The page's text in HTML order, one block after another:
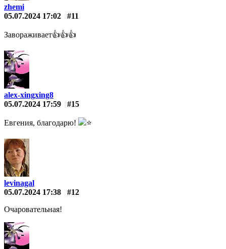
zhemi
05.07.2024 17:02
#11
Завораживает👍👍👍
alex-xingxing8
05.07.2024 17:59
#15
Евгения, благодарю! ⭐
levinagal
05.07.2024 17:38
#12
Очаровательная!